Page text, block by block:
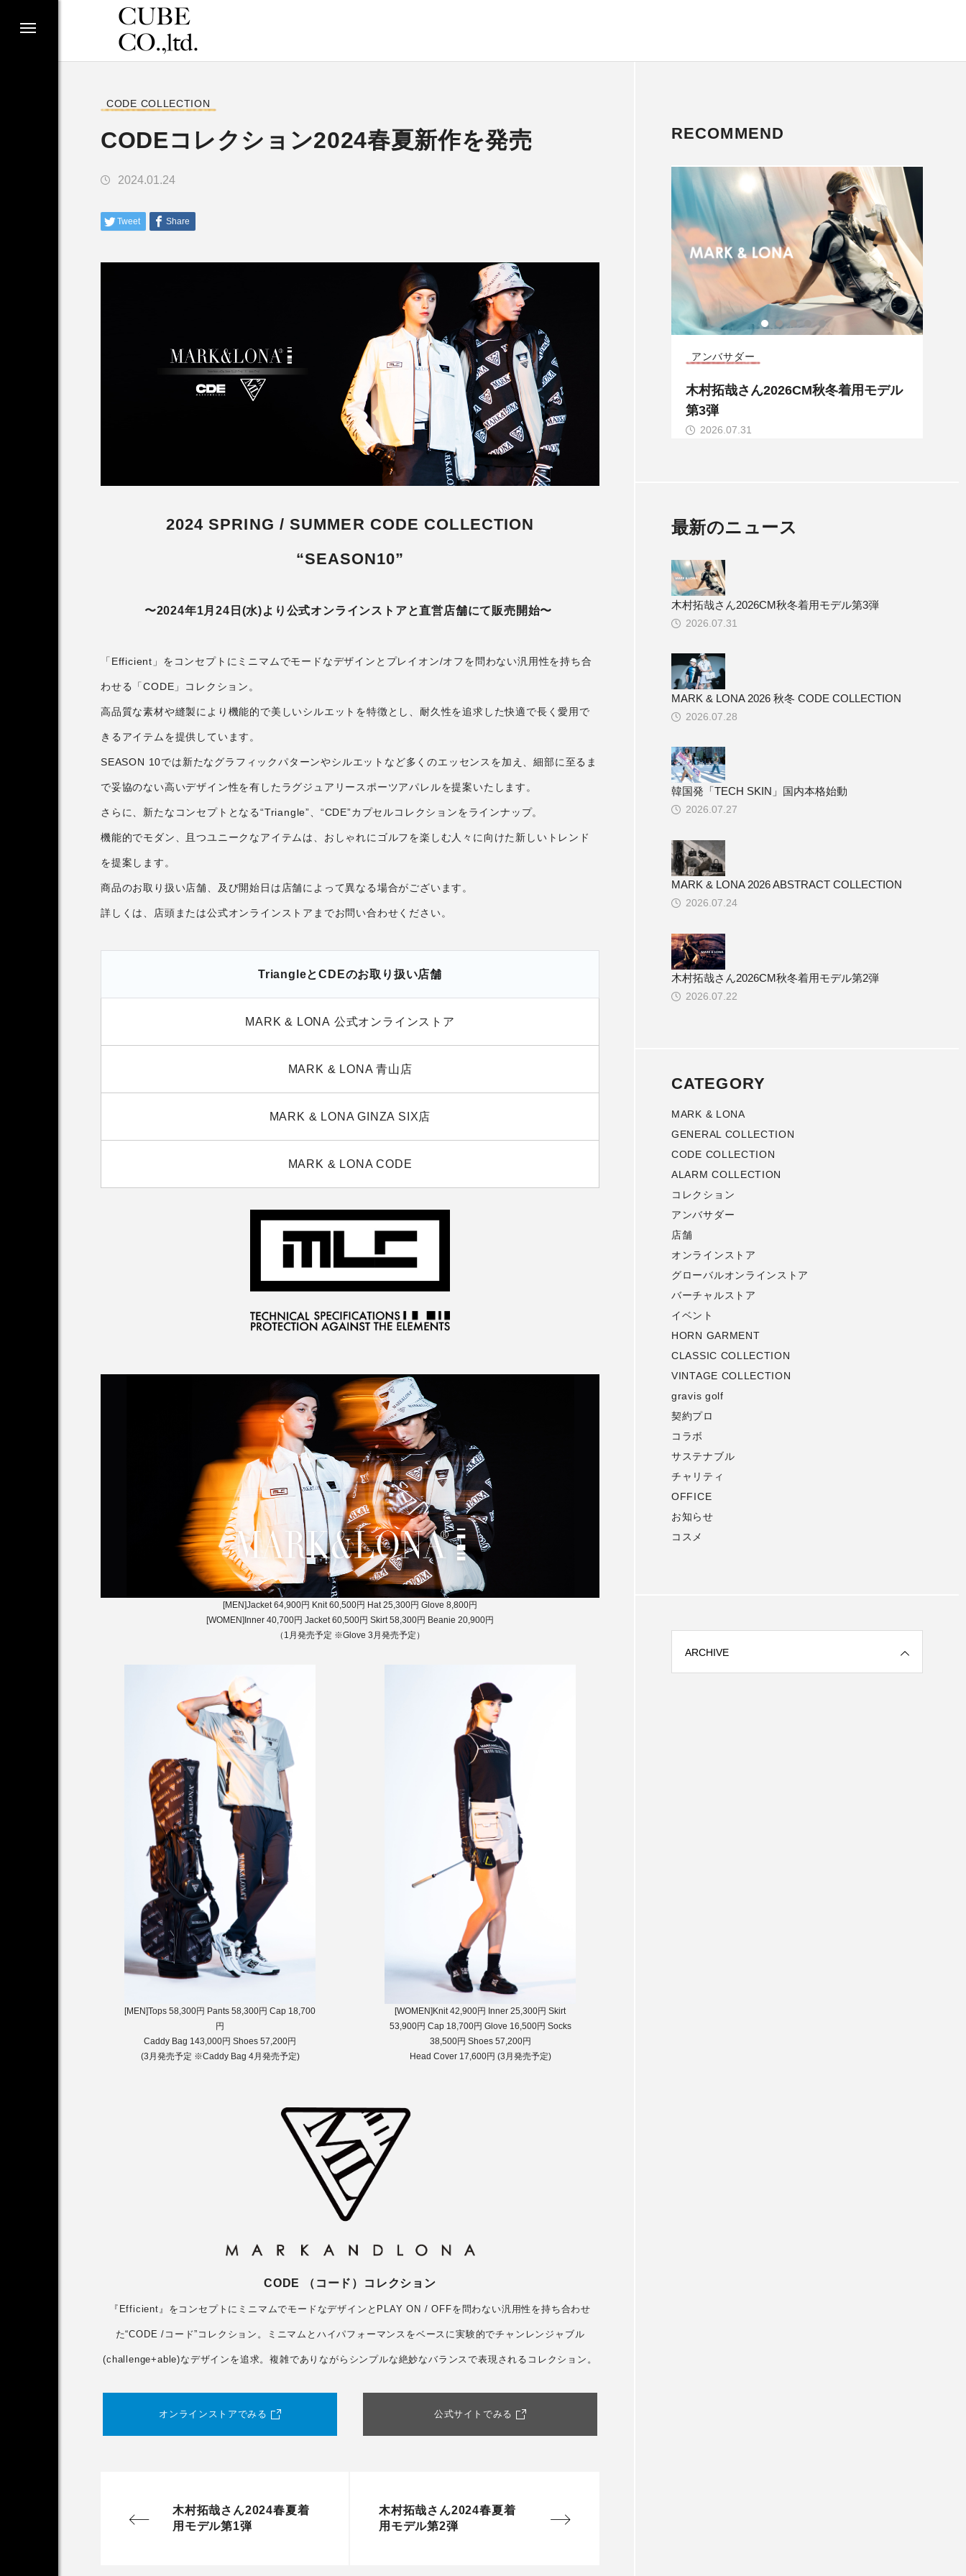
RECOMMEND
アンバサダー
木村拓哉さん2026CM秋冬着用モデル
2026.07.31
アンバサダー
木村拓哉さん2026CM秋冬着用モデル
2026.07.28
CODE COLLECTION
MARK & LONA 2026 秋冬 CODE CO
LLECTION
最新のニュース
2026.07.31
木村拓哉さん2026CM秋冬着用モデル第3弾
2026.07.28
MARK & LONA 2026 秋冬 CODE COLLECTION
2026.07.27
韓国発「TECH SKIN」国内本格始動
2026.07.24
MARK & LONA 2026 ABSTRACT COLLECTION
2026.07.22
木村拓哉さん2026CM秋冬着用モデル第2弾
CATEGORY
MARK & LONA
GENERAL COLLECTION
CODE COLLECTION
ALARM COLLECTION
コレクション
アンバサダー
店舗
オンラインストア
グローバルオンラインストア
バーチャルストア
イベント
HORN GARMENT
CLASSIC COLLECTION
VINTAGE COLLECTION
gravis golf
契約プロ
コラボ
サステナブル
チャリティ
OFFICE
お知らせ
コスメ
ARCHIVE
CODE COLLECTION
CODEコレクション2024春夏新作を発売
2024.01.24
2024 SPRING / SUMMER CODE COLLECTION
“SEASON10”
〜2024年1月24日(水)より公式オンラインストアと直営店舗にて販売開始〜
「Efficient」をコンセプトにミニマムでモードなデザインとプレイオン/オフを問わない汎用性を持ち合
わせる「CODE」コレクション。
高品質な素材や縫製により機能的で美しいシルエットを特徴とし、耐久性を追求した快適で長く愛用で
きるアイテムを提供しています。
SEASON 10では新たなグラフィックパターンやシルエットなど多くのエッセンスを加え、細部に至るま
で妥協のない高いデザイン性を有したラグジュアリースポーツアパレルを提案いたします。
さらに、新たなコンセプトとなる“Triangle”、“CDE”カプセルコレクションをラインナップ。
機能的でモダン、且つユニークなアイテムは、おしゃれにゴルフを楽しむ人々に向けた新しいトレンド
を提案します。
商品のお取り扱い店舗、及び開始日は店舗によって異なる場合がございます。
詳しくは、店頭または公式オンラインストアまでお問い合わせください。
TriangleとCDEのお取り扱い店舗
MARK & LONA 公式オンラインストア
MARK & LONA 青山店
MARK & LONA GINZA SIX店
MARK & LONA CODE
[MEN]Jacket 64,900円 Knit 60,500円 Hat 25,300円 Glove 8,800円
[WOMEN]Inner 40,700円 Jacket 60,500円 Skirt 58,300円 Beanie 20,900円
（1月発売予定 ※Glove 3月発売予定）
[MEN]Tops 58,300円 Pants 58,300円 Cap 18,700
円
Caddy Bag 143,000円 Shoes 57,200円
(3月発売予定 ※Caddy Bag 4月発売予定)
[WOMEN]Knit 42,900円 Inner 25,300円 Skirt
53,900円 Cap 18,700円 Glove 16,500円 Socks
38,500円 Shoes 57,200円
Head Cover 17,600円 (3月発売予定)
CODE （コード）コレクション
『Efficient』をコンセプトにミニマムでモードなデザインとPLAY ON / OFFを問わない汎用性を持ち合わせ
た“CODE /コード”コレクション。ミニマムとハイパフォーマンスをベースに実験的でチャンレンジャブル
(challenge+able)なデザインを追求。複雑でありながらシンプルな絶妙なバランスで表現されるコレクション。
オンラインストアでみる 公式サイトでみる
木村拓哉さん2024春夏着
用モデル第1弾
木村拓哉さん2024春夏着
用モデル第2弾